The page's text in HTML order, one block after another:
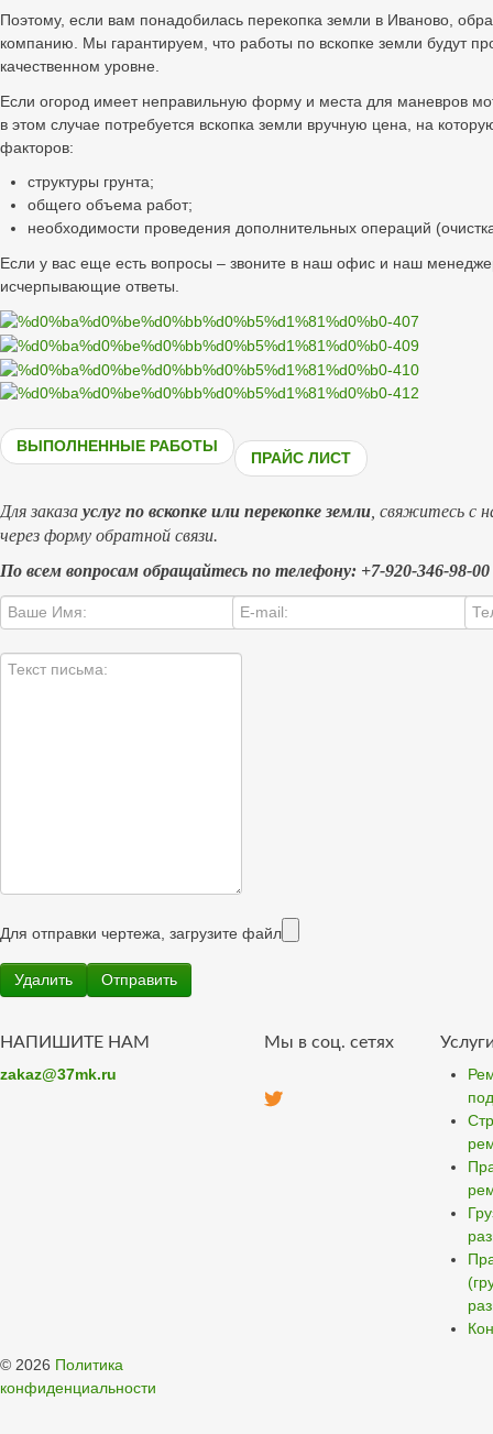
Поэтому, если вам понадобилась перекопка земли в Иваново,
компанию. Мы гарантируем, что работы по вскопке земли будут
качественном уровне.
Если огород имеет неправильную форму и места для маневров
в этом случае потребуется вскопка земли вручную цена, на
факторов:
структуры грунта;
общего объема работ;
необходимости проведения дополнительных операций
Если у вас еще есть вопросы – звоните в наш офис и наш
исчерпывающие ответы.
ВЫПОЛНЕННЫЕ РАБОТЫ
ПРАЙС ЛИСТ
Для заказа услуг по вскопке или перекопке земли , свяжитесь с
через форму обратной связи.
По всем вопросам обращайтесь по телефону: +7-920-346-98-00
Для отправки чертежа, загрузите файл
НАПИШИТЕ НАМ
zakaz@37mk.ru
Мы в соц. сетях
© 2026 Политика
конфиденциальности